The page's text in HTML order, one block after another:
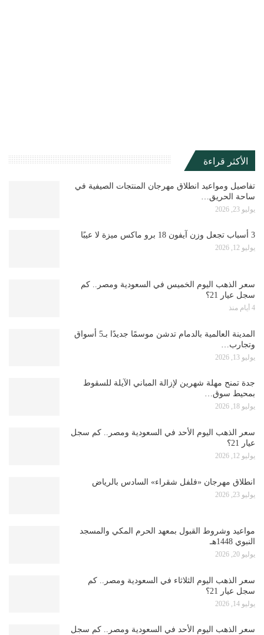
الأكثر قراءة
تفاصيل ومواعيد انطلاق مهرجان المنتجات الصيفية في
ساحة الحريق…
يوليو 23, 2026
3 أسباب تجعل وزن آيفون 18 برو ماكس ميزة لا عيبًا
يوليو 12, 2026
سعر الذهب اليوم الخميس في السعودية ومصر.. كم
سجل عيار 21؟
4 أيام منذ
المدينة العالمية بالدمام تدشن موسمًا جديدًا بـ5 أسواق
وتجارب…
يوليو 13, 2026
جدة تمنح مهلة شهرين لإزالة المباني الآيلة للسقوط
بمحيط سوق…
يوليو 18, 2026
سعر الذهب اليوم الأحد في السعودية ومصر.. كم سجل
عيار 21؟
يوليو 12, 2026
انطلاق مهرجان «فلفل شقراء» السادس بالرياض
يوليو 23, 2026
مواعيد وشروط القبول بمعهد الحرم المكي والمسجد
النبوي 1448هـ
يوليو 20, 2026
سعر الذهب اليوم الثلاثاء في السعودية ومصر.. كم
سجل عيار 21؟
يوليو 14, 2026
سعر الذهب اليوم الأحد في السعودية ومصر.. كم سجل